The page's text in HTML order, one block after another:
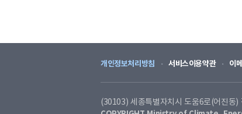
개인정보처리방침 서비스이용약관 이
(30103) 세종특별자치시 도움6로(어진